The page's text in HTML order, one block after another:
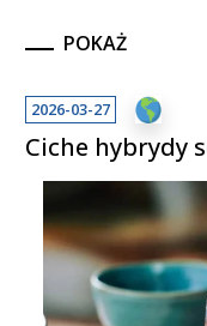
POKAŻ
2026-03-27
Ciche hybrydy